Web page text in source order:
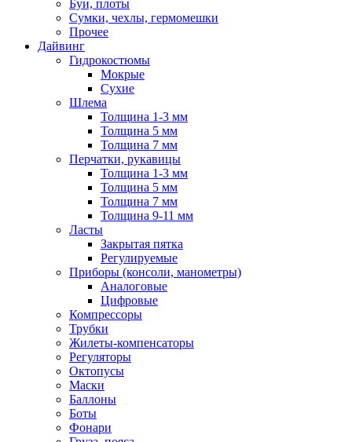
Буи, плоты
Сумки, чехлы, гермомешки
Прочее
Дайвинг
Гидрокостюмы
Мокрые
Сухие
Шлема
Толщина 1-3 мм
Толщина 5 мм
Толщина 7 мм
Перчатки, рукавицы
Толщина 1-3 мм
Толщина 5 мм
Толщина 7 мм
Толщина 9-11 мм
Ласты
Закрытая пятка
Регулируемые
Приборы (консоли, манометры)
Аналоговые
Цифровые
Компрессоры
Трубки
Жилеты-компенсаторы
Регуляторы
Октопусы
Маски
Баллоны
Боты
Фонари